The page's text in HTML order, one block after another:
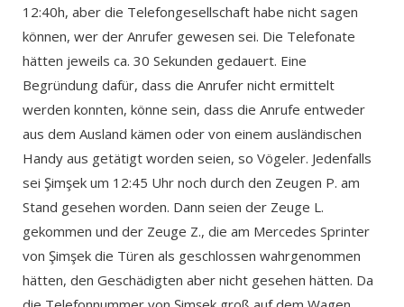
12:40h, aber die Telefongesellschaft habe nicht sagen
können, wer der Anrufer gewesen sei. Die Telefonate
hätten jeweils ca. 30 Sekunden gedauert. Eine
Begründung dafür, dass die Anrufer nicht ermittelt
werden konnten, könne sein, dass die Anrufe entweder
aus dem Ausland kämen oder von einem ausländischen
Handy aus getätigt worden seien, so Vögeler. Jedenfalls
sei Şimşek um 12:45 Uhr noch durch den Zeugen P. am
Stand gesehen worden. Dann seien der Zeuge L.
gekommen und der Zeuge Z., die am Mercedes Sprinter
von Şimşek die Türen als geschlossen wahrgenommen
hätten, den Geschädigten aber nicht gesehen hätten. Da